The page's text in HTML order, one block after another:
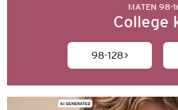
MATEN 98-
College
98-128